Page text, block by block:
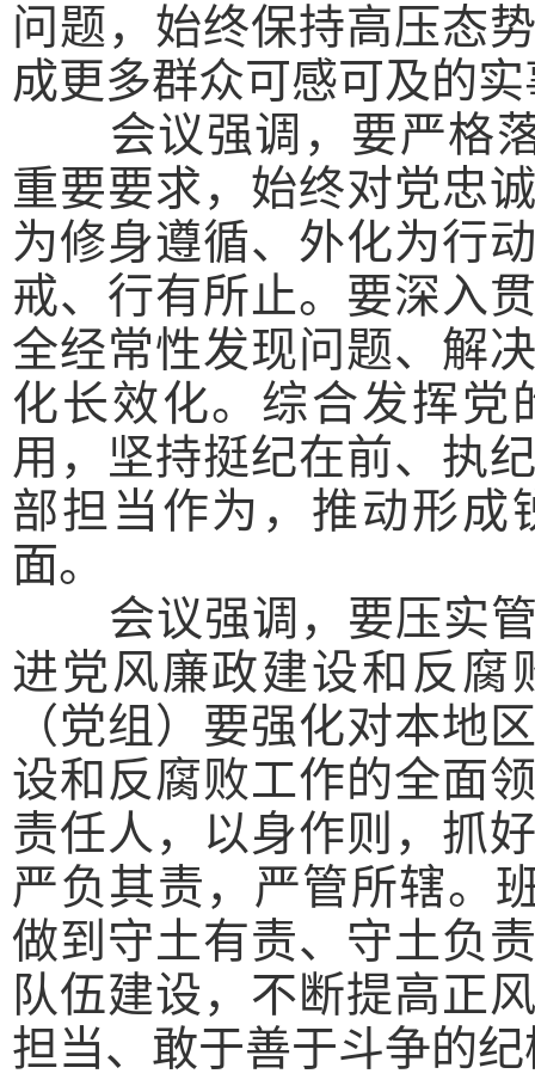
问题，始终保持高压态
成更多群众可感可及的
会议强调， 要严格
重要要求，始终对党忠
为修身遵循、外化为行
戒、行有所止。要深入
全经常性发现问题、解
化长效化。综合发挥党
用，坚持挺纪在前、执
部担当作为，推动形成
面。
会议强调， 要压实
进党风廉政建设和反腐
（党组）要强化对本地
设和反腐败工作的全面
责任人，以身作则，抓
严负其责，严管所辖。
做到守土有责、守土负
队伍建设，不断提高正
担当、敢于善于斗争的